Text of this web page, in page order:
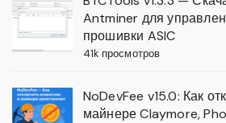
Antminer для
прошивки ASIC
41k просмотров
NoDevFee v15.0: Как
майнере Claymore,